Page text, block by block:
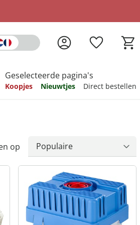
Geselecteerde pagina's
Koopjes Nieuwtjes Direct bestellen
op